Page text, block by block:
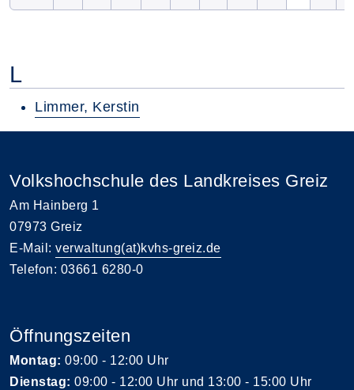
L
Limmer, Kerstin
Volkshochschule des Landkreises Greiz
Am Hainberg 1
07973 Greiz
E-Mail: verwaltung(at)kvhs-greiz.de
Telefon: 03661 6280-0
Öffnungszeiten
Montag: 09:00 - 12:00 Uhr
Dienstag: 09:00 - 12:00 Uhr und 13:00 - 15:00 Uhr